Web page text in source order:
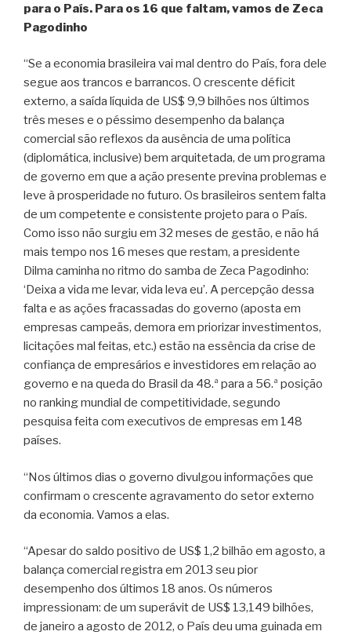
para o País. Para os 16 que faltam, vamos de Zeca
Pagodinho
“Se a economia brasileira vai mal dentro do País, fora dele
segue aos trancos e barrancos. O crescente déficit
externo, a saída líquida de US$ 9,9 bilhões nos últimos
três meses e o péssimo desempenho da balança
comercial são reflexos da ausência de uma política
(diplomática, inclusive) bem arquitetada, de um programa
de governo em que a ação presente previna problemas e
leve à prosperidade no futuro. Os brasileiros sentem falta
de um competente e consistente projeto para o País.
Como isso não surgiu em 32 meses de gestão, e não há
mais tempo nos 16 meses que restam, a presidente
Dilma caminha no ritmo do samba de Zeca Pagodinho:
‘Deixa a vida me levar, vida leva eu’. A percepção dessa
falta e as ações fracassadas do governo (aposta em
empresas campeãs, demora em priorizar investimentos,
licitações mal feitas, etc.) estão na essência da crise de
confiança de empresários e investidores em relação ao
governo e na queda do Brasil da 48.ª para a 56.ª posição
no ranking mundial de competitividade, segundo
pesquisa feita com executivos de empresas em 148
países.
“Nos últimos dias o governo divulgou informações que
confirmam o crescente agravamento do setor externo
da economia. Vamos a elas.
“Apesar do saldo positivo de US$ 1,2 bilhão em agosto, a
balança comercial registra em 2013 seu pior
desempenho dos últimos 18 anos. Os números
impressionam: de um superávit de US$ 13,149 bilhões,
de janeiro a agosto de 2012, o País deu uma guinada em